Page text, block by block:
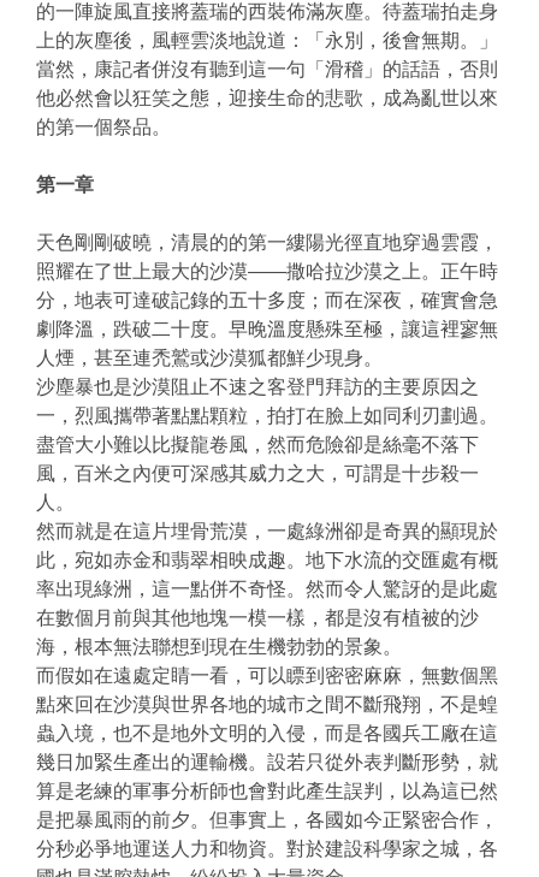
的一陣旋風直接將蓋瑞的西裝佈滿灰塵。待蓋瑞拍走身
上的灰塵後，風輕雲淡地說道：「永別，後會無期。」
當然，康記者併沒有聽到這一句「滑稽」的話語，否則
他必然會以狂笑之態，迎接生命的悲歌，成為亂世以來
的第一個祭品。
第一章
天色剛剛破曉，清晨的的第一縷陽光徑直地穿過雲霞，
照耀在了世上最大的沙漠——撒哈拉沙漠之上。正午時
分，地表可達破記錄的五十多度；而在深夜，確實會急
劇降溫，跌破二十度。早晚溫度懸殊至極，讓這裡寥無
人煙，甚至連禿鷲或沙漠狐都鮮少現身。
沙塵暴也是沙漠阻止不速之客登門拜訪的主要原因之
一，烈風攜帶著點點顆粒，拍打在臉上如同利刃劃過。
盡管大小難以比擬龍卷風，然而危險卻是絲毫不落下
風，百米之內便可深感其威力之大，可謂是十步殺一
人。
然而就是在這片埋骨荒漠，一處綠洲卻是奇異的顯現於
此，宛如赤金和翡翠相映成趣。地下水流的交匯處有概
率出現綠洲，這一點併不奇怪。然而令人驚訝的是此處
在數個月前與其他地塊一模一樣，都是沒有植被的沙
海，根本無法聯想到現在生機勃勃的景象。
而假如在遠處定睛一看，可以瞟到密密麻麻，無數個黑
點來回在沙漠與世界各地的城市之間不斷飛翔，不是蝗
蟲入境，也不是地外文明的入侵，而是各國兵工廠在這
幾日加緊生產出的運輸機。設若只從外表判斷形勢，就
算是老練的軍事分析師也會對此產生誤判，以為這已然
是把暴風雨的前夕。但事實上，各國如今正緊密合作，
分秒必爭地運送人力和物資。對於建設科學家之城，各